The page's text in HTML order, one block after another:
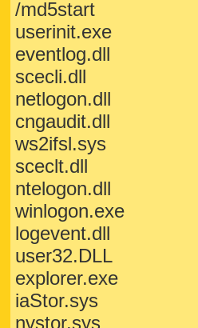
/md5start
userinit.exe
eventlog.dll
scecli.dll
netlogon.dll
cngaudit.dll
ws2ifsl.sys
sceclt.dll
ntelogon.dll
winlogon.exe
logevent.dll
user32.DLL
explorer.exe
iaStor.sys
nvstor.sys